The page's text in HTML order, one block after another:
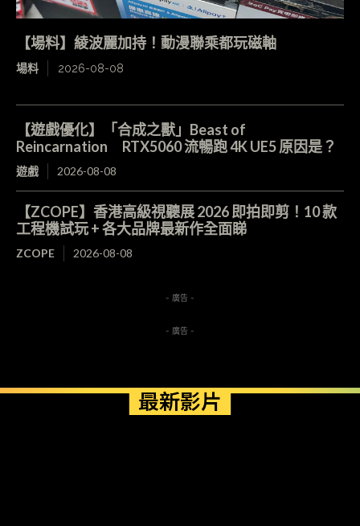
【場料】綾波麗加持！動漫聯乘都玩磁軸
場料 2026-08-08
【遊戲優化】「合成之獸」Beast of
Reincarnation RTX5060 流暢跑 4K UE5 原因是？
遊戲 2026-08-08
【ZCOPE】香港高級視聽展 2026 即拍即剪！10 款
工程機試玩 + 各大品牌最新作全面睇
ZCOPE 2026-08-08
- 廣告 -
- 廣告 -
最新影片